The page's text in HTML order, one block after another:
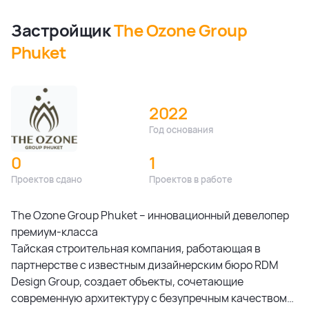
ЗастройщикThe Ozone Group
Phuket
2022
Год основания
0
Проектов сдано
1
Проектов в работе
The Ozone Group Phuket – инновационный девелопер
премиум-класса
Тайская строительная компания, работающая в
партнерстве с известным дизайнерским бюро RDM
Design Group, создает объекты, сочетающие
современную архитектуру с безупречным качеством